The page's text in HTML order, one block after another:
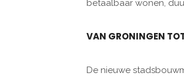
betaalbaar wonen,
VAN GRONINGEN
De nieuwe